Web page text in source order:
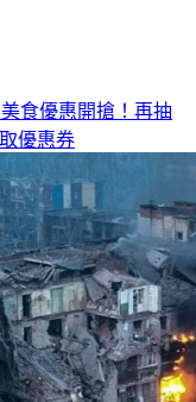
食優惠開搶！再抽
優惠券